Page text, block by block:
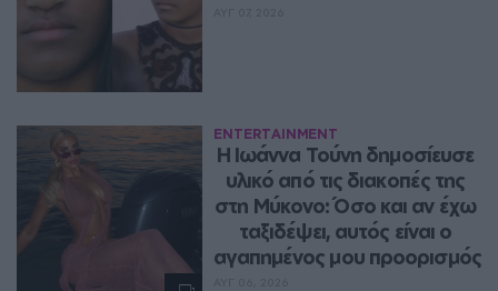
ENTERTAINMENT
Η Ιωάννα Τούνη δημοσίευσε
υλικό από τις διακοπές της
στη Μύκονο: Όσο και αν έχω
ταξιδέψει, αυτός είναι ο
αγαπημένος μου προορισμός